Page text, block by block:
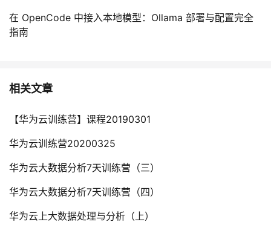
在 OpenCode 中接入本地模型：Ollama 部署与配置完全
指南
相关文章
【华为云训练营】课程20190301
华为云训练营20200325
华为云大数据分析7天训练营（三）
华为云大数据分析7天训练营（四）
华为云上大数据处理与分析（上）